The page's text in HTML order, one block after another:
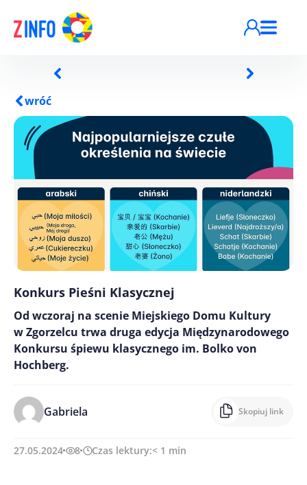
wróć
Konkurs Pieśni Klasycznej
Od wczoraj na scenie Miejskiego Domu Kultury
w Zgorzelcu trwa druga edycja Międzynarodowego
Konkursu śpiewu klasycznego im. Bolko von
Hochberg.
Gabriela Skopiuj link
27.05.2024 8 Czas lektury:< 1 min